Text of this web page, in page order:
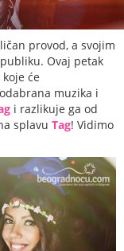
provod, a svojim
Ovaj petak
će
muzika i
i razlikuje ga od
splavu Tag! Vidimo